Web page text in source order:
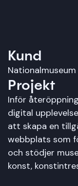
Kund
Nationalmuseum
Projekt
Inför
digital
att skapa en
webbplats som
och stödjer
konst,